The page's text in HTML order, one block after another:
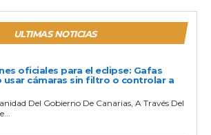
ULTIMAS NOTICIAS
oficiales para el eclipse: Gafas
usar cámaras sin filtro o controlar a
Del Gobierno De Canarias, A Través Del